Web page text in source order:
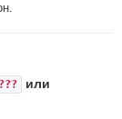
или